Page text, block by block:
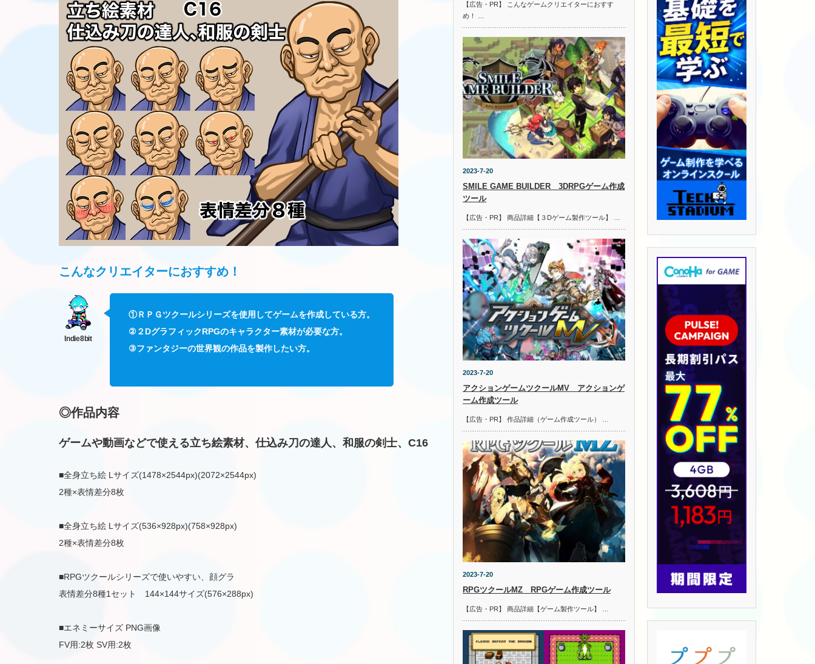
こんなクリエイターにおすすめ ！
①ＲＰＧツクールシリーズを使用してゲームを作成している方。
②２DグラフィックRPGのキャラクター素材が必要な方。
③ファンタジーの世界観の作品を製作したい方。
◎作品内容
ゲームや動画などで使える立ち絵素材、仕込み刀の達人、和服の剣士、C16
■全身立ち絵 Lサイズ(1478×2544px)(2072×2544px)
2種×表情差分8枚
■全身立ち絵 Lサイズ(536×928px)(758×928px)
2種×表情差分8枚
■RPGツクールシリーズで使いやすい、顔グラ
表情差分8種1セット 144×144サイズ(576×288px)
■エネミーサイズ PNG画像
FV用:2枚 SV用:2枚
【広告・PR】 こんなゲームクリエイターにおすす
め！ …
2023-7-20
SMILE GAME BUILDER 3DRPGゲーム作成
ツール
【広告・PR】 商品詳細【３Dゲーム製作ツール】 …
2023-7-20
アクションゲームツクールMV アクションゲ
ーム作成ツール
【広告・PR】 作品詳細（ゲーム作成ツール） …
2023-7-20
RPGツクールMZ RPGゲーム作成ツール
【広告・PR】 商品詳細【ゲーム製作ツール】 …